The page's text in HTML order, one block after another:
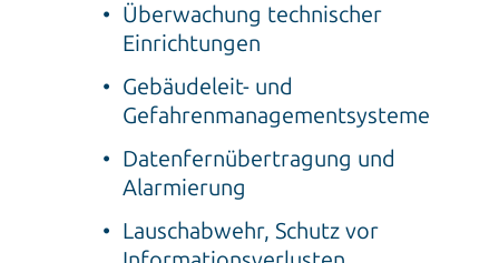
Überwachung technischer
Einrichtungen
Gebäudeleit- und
Gefahrenmanagementsysteme
Datenfernübertragung und
Alarmierung
Lauschabwehr, Schutz vor